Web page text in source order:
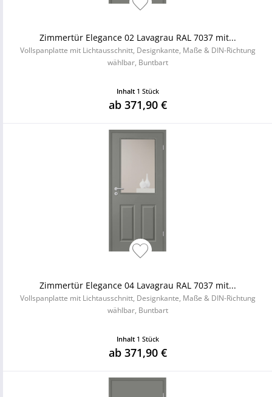
Zimmertür Elegance 02 Lavagrau RAL 7037 mit...
Vollspanplatte mit Lichtausschnitt, Designkante, Maße & DIN-Richtung
wählbar, Buntbart
Inhalt 1 Stück
ab 371,90 €
Zimmertür Elegance 04 Lavagrau RAL 7037 mit...
Vollspanplatte mit Lichtausschnitt, Designkante, Maße & DIN-Richtung
wählbar, Buntbart
Inhalt 1 Stück
ab 371,90 €